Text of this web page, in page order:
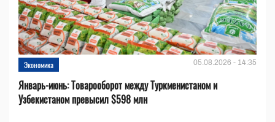
Экономика 05.08.2026 - 14:35
Январь-июнь: Товарооборот между Туркменистаном и
Узбекистаном превысил $598 млн